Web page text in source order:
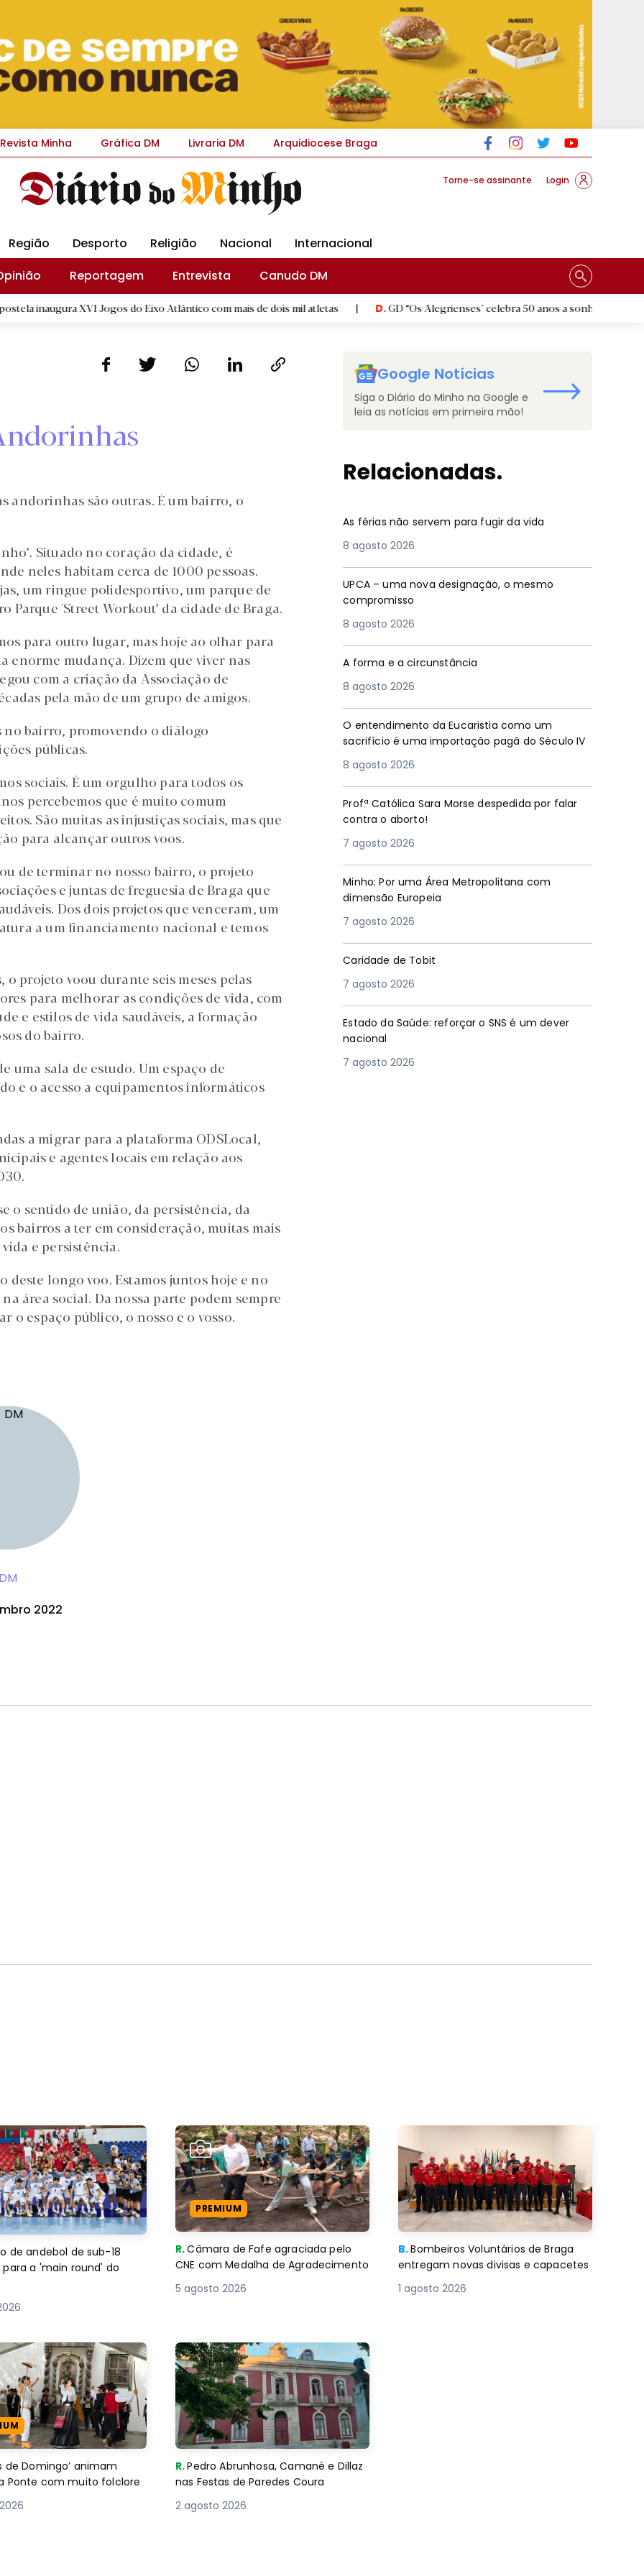
Revista Minha Gráfica DM Livraria DM Arquidiocese Braga
Torne-se assinante Login
Região Desporto Religião Nacional
Internacional
Reportagem Entrevista Canudo DM
XVI Jogos do Eixo Atlântico com mais de dois mil atletas | D.GD “Os Alegrienses" celebra 50 anos a sonhar com «casa própria»
andorinhas são outras. É um bairro, o
Situado no coração da cidade, é
neles habitam cerca de 1000 pessoas.
um ringue polidesportivo, um parque de
'Street Workout’ da cidade de Braga.
para outro lugar, mas hoje ao olhar para
enorme mudança. Dizem que viver nas
com a criação da Associação de
pela mão de um grupo de amigos.
no bairro, promovendo o diálogo
públicas.
sociais. É um orgulho para todos os
percebemos que é muito comum
São muitas as injustiças sociais, mas que
para alcançar outros voos.
de terminar no nosso bairro, o projeto
e juntas de freguesia de Braga que
Dos dois projetos que venceram, um
a um financiamento nacional e temos
projeto voou durante seis meses pelas
para melhorar as condições de vida, com
e estilos de vida saudáveis, a formação
do bairro.
uma sala de estudo. Um espaço de
e o acesso a equipamentos informáticos
a migrar para a plataforma ODSLocal,
e agentes locais em relação aos
o sentido de união, da persistência, da
bairros a ter em consideração, muitas mais
e persistência.
longo voo. Estamos juntos hoje e no
área social. Da nossa parte podem sempre
espaço público, o nosso e o vosso.
2022
Google Notícias
Siga o Diário do Minho na Google e
leia as notícias em primeira mão!
Relacionadas.
As férias não servem para fugir da vida
8 agosto 2026
UPCA – uma nova designação, o mesmo
compromisso
8 agosto 2026
A forma e a circunstância
8 agosto 2026
O entendimento da Eucaristia como um
sacrifício é uma importação pagã do Século IV
8 agosto 2026
Profª Católica Sara Morse despedida por falar
contra o aborto!
7 agosto 2026
Minho: Por uma Área Metropolitana com
dimensão Europeia
7 agosto 2026
Caridade de Tobit
7 agosto 2026
Estado da Saúde: reforçar o SNS é um dever
nacional
7 agosto 2026
de andebol de sub-18
a 'main round' do
PREMIUM
R.Câmara de Fafe agraciada pelo
CNE com Medalha de Agradecimento
5 agosto 2026
B.Bombeiros Voluntários de Braga
entregam novas divisas e capacetes
1 agosto 2026
de Domingo’ animam
Ponte com muito folclore
R.Pedro Abrunhosa, Camané e Dillaz
nas Festas de Paredes Coura
2 agosto 2026